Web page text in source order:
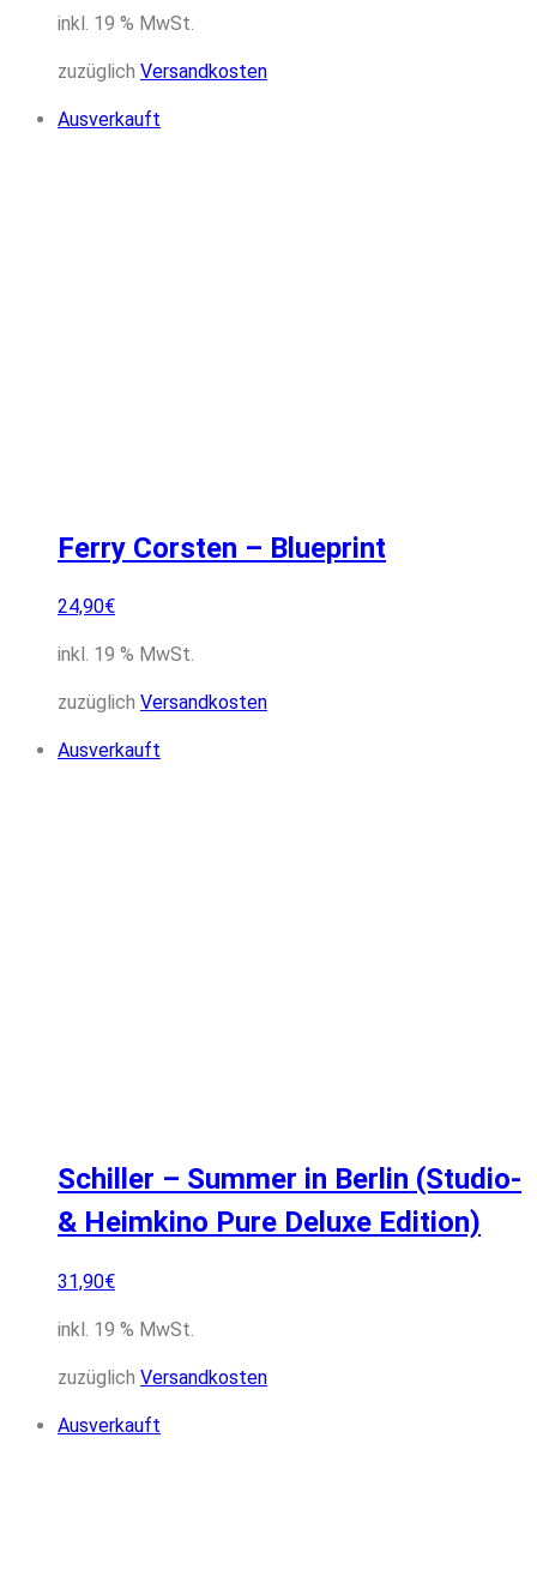
inkl. 19 % MwSt.
zuzüglich Versandkosten
Ausverkauft
Ferry Corsten – Blueprint
24,90€
inkl. 19 % MwSt.
zuzüglich Versandkosten
Ausverkauft
Schiller – Summer in Berlin (Studio-
& Heimkino Pure Deluxe Edition)
31,90€
inkl. 19 % MwSt.
zuzüglich Versandkosten
Ausverkauft